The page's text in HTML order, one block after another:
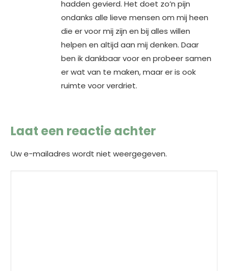
hadden gevierd. Het doet zo’n pijn
ondanks alle lieve mensen om mij heen
die er voor mij zijn en bij alles willen
helpen en altijd aan mij denken. Daar
ben ik dankbaar voor en probeer samen
er wat van te maken, maar er is ook
ruimte voor verdriet.
Laat een reactie achter
Uw e-mailadres wordt niet weergegeven.